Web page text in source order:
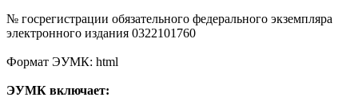
№ госрегистрации обязательного федерального экземпляра
электронного издания 0322101760
Формат ЭУМК: html
ЭУМК включает: